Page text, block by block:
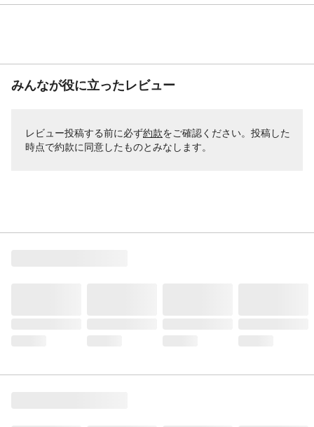
みんなが役に立ったレビュー
レビュー投稿する前に必ず約款をご確認ください。投稿した
時点で約款に同意したものとみなします。